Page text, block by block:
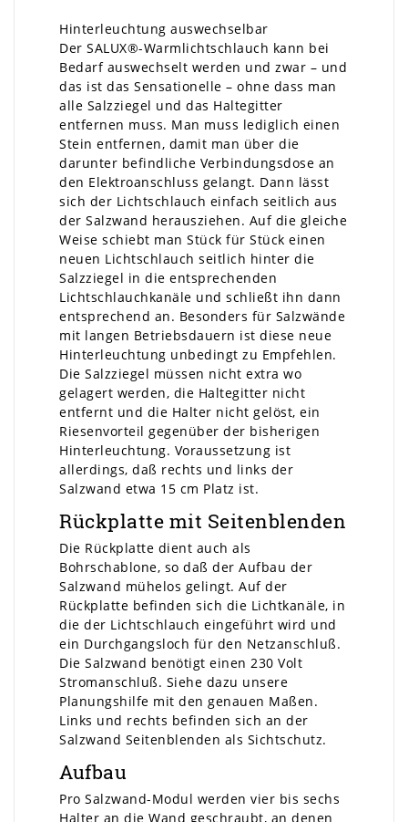
Hinterleuchtung auswechselbar
Der SALUX®-Warmlichtschlauch kann bei
Bedarf auswechselt werden und zwar – und
das ist das Sensationelle – ohne dass man
alle Salzziegel und das Haltegitter
entfernen muss. Man muss lediglich einen
Stein entfernen, damit man über die
darunter befindliche Verbindungsdose an
den Elektroanschluss gelangt. Dann lässt
sich der Lichtschlauch einfach seitlich aus
der Salzwand herausziehen. Auf die gleiche
Weise schiebt man Stück für Stück einen
neuen Lichtschlauch seitlich hinter die
Salzziegel in die entsprechenden
Lichtschlauchkanäle und schließt ihn dann
entsprechend an. Besonders für Salzwände
mit langen Betriebsdauern ist diese neue
Hinterleuchtung unbedingt zu Empfehlen.
Die Salzziegel müssen nicht extra wo
gelagert werden, die Haltegitter nicht
entfernt und die Halter nicht gelöst, ein
Riesenvorteil gegenüber der bisherigen
Hinterleuchtung. Voraussetzung ist
allerdings, daß rechts und links der
Salzwand etwa 15 cm Platz ist.
Rückplatte mit Seitenblenden
Die Rückplatte dient auch als
Bohrschablone, so daß der Aufbau der
Salzwand mühelos gelingt. Auf der
Rückplatte befinden sich die Lichtkanäle, in
die der Lichtschlauch eingeführt wird und
ein Durchgangsloch für den Netzanschluß.
Die Salzwand benötigt einen 230 Volt
Stromanschluß. Siehe dazu unsere
Planungshilfe mit den genauen Maßen.
Links und rechts befinden sich an der
Salzwand Seitenblenden als Sichtschutz.
Aufbau
Pro Salzwand-Modul werden vier bis sechs
Halter an die Wand geschraubt, an denen